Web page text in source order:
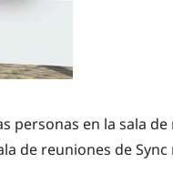
personas en la sala
de reuniones deSync